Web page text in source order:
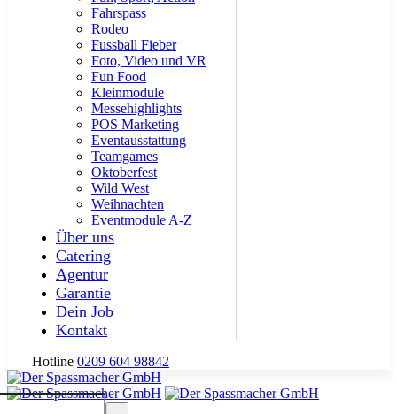
Fahrspass
Rodeo
Fussball Fieber
Foto, Video und VR
Fun Food
Kleinmodule
Messehighlights
POS Marketing
Eventausstattung
Teamgames
Oktoberfest
Wild West
Weihnachten
Eventmodule A-Z
Über uns
Catering
Agentur
Garantie
Dein Job
Kontakt
Hotline 0209 604 98842